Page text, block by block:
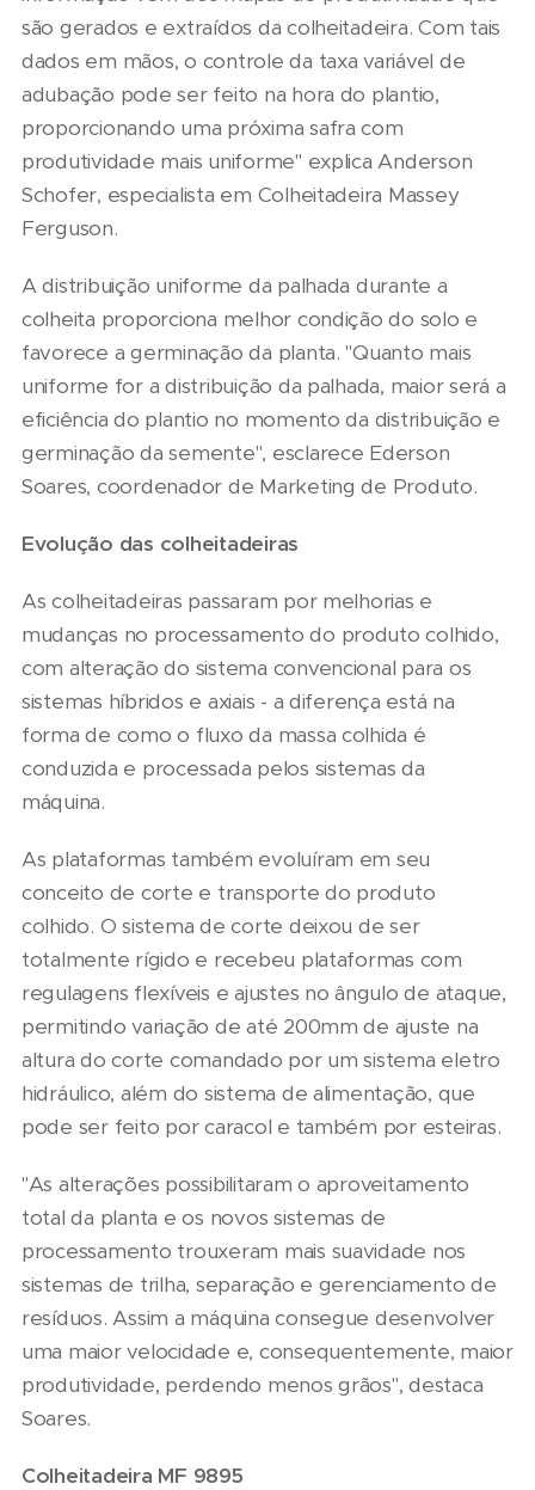
são gerados e extraídos da colheitadeira. Com tais
dados em mãos, o controle da taxa variável de
adubação pode ser feito na hora do plantio,
proporcionando uma próxima safra com
produtividade mais uniforme" explica Anderson
Schofer, especialista em Colheitadeira Massey
Ferguson.
A distribuição uniforme da palhada durante a
colheita proporciona melhor condição do solo e
favorece a germinação da planta. "Quanto mais
uniforme for a distribuição da palhada, maior será a
eficiência do plantio no momento da distribuição e
germinação da semente", esclarece Ederson
Soares, coordenador de Marketing de Produto.
Evolução das colheitadeiras
As colheitadeiras passaram por melhorias e
mudanças no processamento do produto colhido,
com alteração do sistema convencional para os
sistemas híbridos e axiais - a diferença está na
forma de como o fluxo da massa colhida é
conduzida e processada pelos sistemas da
máquina.
As plataformas também evoluíram em seu
conceito de corte e transporte do produto
colhido. O sistema de corte deixou de ser
totalmente rígido e recebeu plataformas com
regulagens flexíveis e ajustes no ângulo de ataque,
permitindo variação de até 200mm de ajuste na
altura do corte comandado por um sistema eletro
hidráulico, além do sistema de alimentação, que
pode ser feito por caracol e também por esteiras.
"As alterações possibilitaram o aproveitamento
total da planta e os novos sistemas de
processamento trouxeram mais suavidade nos
sistemas de trilha, separação e gerenciamento de
resíduos. Assim a máquina consegue desenvolver
uma maior velocidade e, consequentemente, maior
produtividade, perdendo menos grãos", destaca
Soares.
Colheitadeira MF 9895